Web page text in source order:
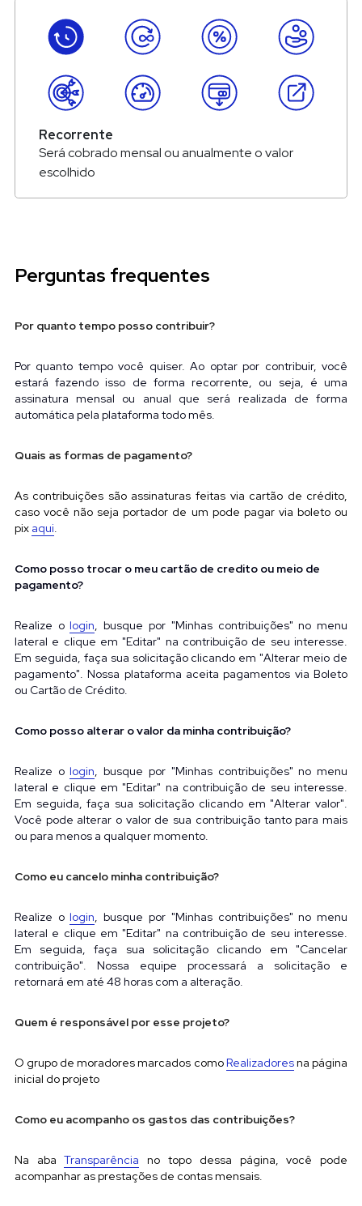
Perguntas frequentes
Por quanto tempo posso contribuir?
Por quanto tempo você quiser. Ao optar por contribuir, você
estará fazendo isso de forma recorrente, ou seja, é uma
assinatura mensal ou anual que será realizada de forma
automática pela plataforma todo mês.
Quais as formas de pagamento?
As contribuições são assinaturas feitas via cartão de crédito,
caso você não seja portador de um pode pagar via boleto ou
pix aqui.
Como posso trocar o meu cartão de credito ou meio de
pagamento?
Realize o login, busque por "Minhas contribuições" no menu
lateral e clique em "Editar" na contribuição de seu interesse.
Em seguida, faça sua solicitação clicando em "Alterar meio de
pagamento". Nossa plataforma aceita pagamentos via Boleto
ou Cartão de Crédito.
Como posso alterar o valor da minha contribuição?
Realize o login, busque por "Minhas contribuições" no menu
lateral e clique em "Editar" na contribuição de seu interesse.
Em seguida, faça sua solicitação clicando em "Alterar valor".
Você pode alterar o valor de sua contribuição tanto para mais
ou para menos a qualquer momento.
Como eu cancelo minha contribuição?
Realize o login, busque por "Minhas contribuições" no menu
lateral e clique em "Editar" na contribuição de seu interesse.
Em seguida, faça sua solicitação clicando em "Cancelar
contribuição". Nossa equipe processará a solicitação e
retornará em até 48 horas com a alteração.
Quem é responsável por esse projeto?
O grupo de moradores marcados como Realizadoresna página
inicial do projeto
Como eu acompanho os gastos das contribuições?
Na aba Transparência
no topo dessa página, você pode
acompanhar as prestações de contas mensais.